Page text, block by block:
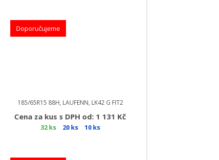
Doporučujeme
185/65R15 88H, LAUFENN, LK42 G FIT2
Cena za kus s DPH od: 1 131 Kč
32 ks 20 ks 10 ks